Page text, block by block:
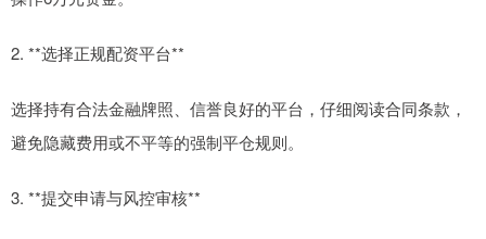
2. **选择正规配资平台**
选择持有合法金融牌照、信誉良好的平台，仔细阅读合同条款，
避免隐藏费用或不平等的强制平仓规则。
3. **提交申请与风控审核**